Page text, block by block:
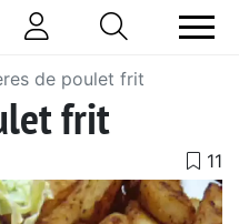
de poulet frit
frit